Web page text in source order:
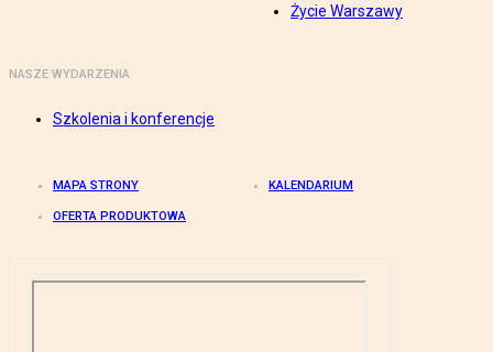
Życie Warszawy
NASZE WYDARZENIA
Szkolenia i konferencje
MAPA STRONY KALENDARIUM
OFERTA PRODUKTOWA